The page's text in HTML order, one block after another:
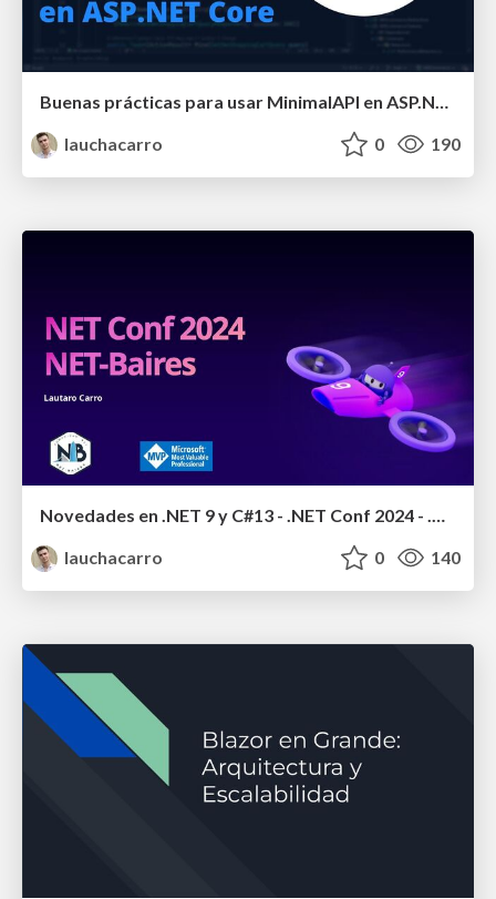
Buenas prácticas para usar MinimalAPI en ASP.NET Core
lauchacarro
0 190
lauchacarro
0 140